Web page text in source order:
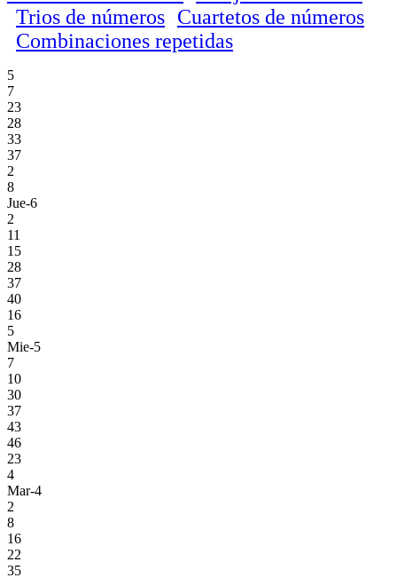
Trios de números Cuartetos de números
Combinaciones repetidas
5
7
23
28
33
37
2
8
Jue-6
2
11
15
28
37
40
16
5
Mie-5
7
10
30
37
43
46
23
4
Mar-4
2
8
16
22
35